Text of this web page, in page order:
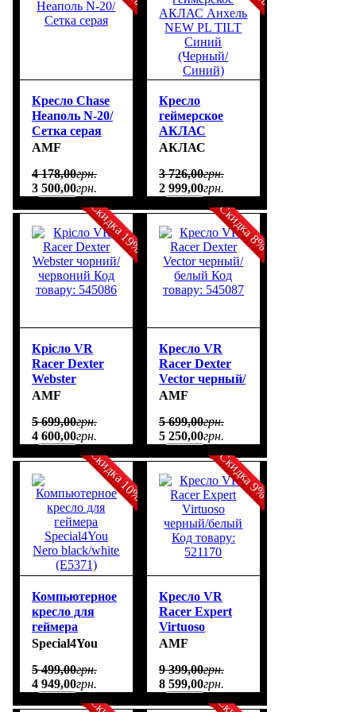
Кресло Chase
Неаполь N-20/
Сетка серая
AMF
4 178,00грн.
3 500,00грн.
Кресло
геймерское
АКЛАС
Анхель NEW
Синий
(Черный/
АКЛАС
3 726,00грн.
2 999,00грн.
Скидка 19%
Крісло VR
Racer Dexter
Webster
чорний/
товару: 545086
AMF
5 699,00грн.
4 600,00грн.
Скидка 8%
Кресло VR
Racer Dexter
Vector черный/
белый Код
AMF
5 699,00грн.
5 250,00грн.
Скидка 10%
Компьютерное
кресло для
геймера
Special4You
black/white
(E5371)
Special4You
5 499,00грн.
4 949,00грн.
Скидка 9%
Кресло VR
Racer Expert
Virtuoso
черный/белый
521170
AMF
9 399,00грн.
8 599,00грн.